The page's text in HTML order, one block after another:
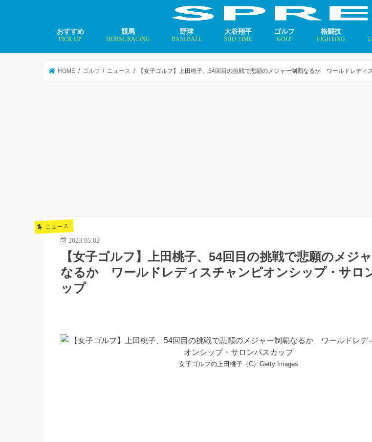
おすすめ
PICK UP
競馬
HORSE RACING
野球
BASEBALL
大谷翔平
SHO-TIME
ゴルフ
GOLF
格闘技
FIGHTING
HOME ゴルフ ニュース 【女子ゴルフ】上田桃子、54回目の挑戦で悲願のメジャー制覇なるか ワールドレディ
ニュース
2023.05.02
【女子ゴルフ】上田桃子、54回目の挑戦で悲願のメジ
なるか ワールドレディスチャンピオンシップ・サロ
ップ
女子ゴルフの上田桃子（C）Getty Images